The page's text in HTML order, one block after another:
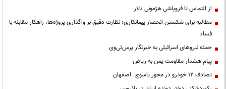
از التماس تا فروپاشی هژمونی دلار
مطالبه برای شکستن انحصار پیمانکاری؛ نظارت دقیق بر واگذاری پروژه‌ها، راهکار مقابله با
فساد
حمله نیروهای اسرائیلی به خبرنگار پرس‌تی‌وی
پیام هشدار مقاومت یمن به ریاض
تصادف ۱۲ خودرو در محور یاسوج ـ اصفهان